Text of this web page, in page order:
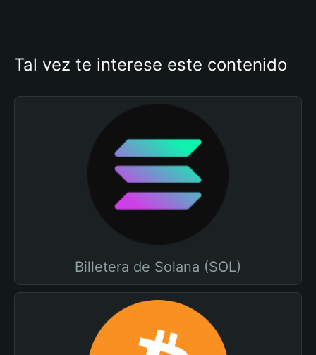
Tal vez te interese este contenido
Billetera de Solana (SOL)